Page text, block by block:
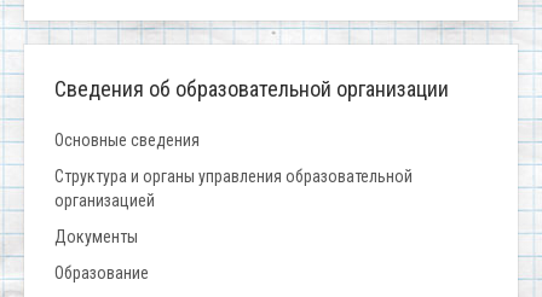
Сведения об образовательной организации
Основные сведения
Структура и органы управления образовательной
организацией
Документы
Образование